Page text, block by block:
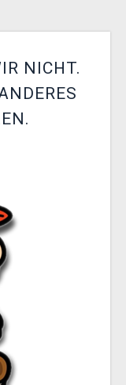
NICHT.